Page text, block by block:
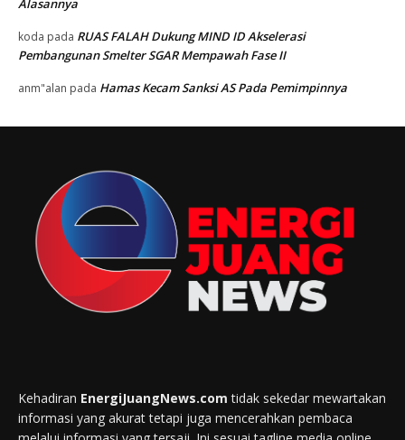
Alasannya
koda pada RUAS FALAH Dukung MIND ID Akselerasi
Pembangunan Smelter SGAR Mempawah Fase II
anm"alan pada Hamas Kecam Sanksi AS Pada Pemimpinnya
Kehadiran EnergiJuangNews.com tidak sekedar mewartakan
informasi yang akurat tetapi juga mencerahkan pembaca